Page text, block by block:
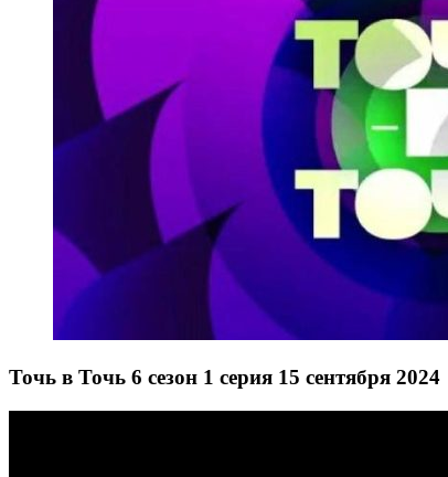
Точь в Точь 6 сезон 1 серия 15 сентября 2024